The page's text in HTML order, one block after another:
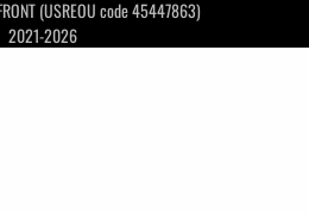
(USREOU code 45447863)
2021-2026